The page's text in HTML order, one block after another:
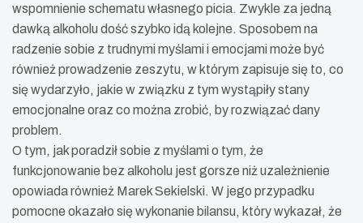
wspomnienie schematu własnego picia. Zwykle za jedną
dawką alkoholu dość szybko idą kolejne. Sposobem na
radzenie sobie z trudnymi myślami i emocjami może być
również prowadzenie zeszytu, w którym zapisuje się to, co
się wydarzyło, jakie w związku z tym wystąpiły stany
emocjonalne oraz co można zrobić, by rozwiązać dany
problem.
O tym, jak poradził sobie z myślami o tym, że
funkcjonowanie bez alkoholu jest gorsze niż uzależnienie
opowiada również Marek Sekielski. W jego przypadku
pomocne okazało się wykonanie bilansu, który wykazał, że